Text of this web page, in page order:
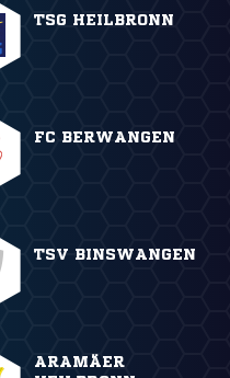
TSG HEILBRONN
FC BERWANGEN
TSV BINSWANGEN
ARAMÄER